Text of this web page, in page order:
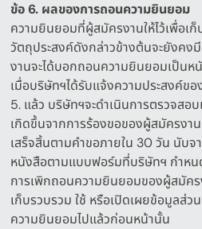
ข้อ6. ผลของการถอนความยินยอม
ความยินยอมที่ผู้สมัครงานให้ไว้เพื่อเก็
วัตถุประสงค์ดังกล่าวข้างต้นจะยังคง
งานจะได้บอกถอนความยินยอมเป็นห
เมื่อบริษัทฯได้รับแจ้งความประสงค์ข
5. แล้ว บริษัทฯจะดำเนินการตรวจสอ
เกิดขึ้นจากการร้องขอของผู้สมัครงาน
เสร็จสิ้นตามคำขอภายใน 30วัน นับจ
หนังสือตามแบบฟอร์มที่บริษัทฯ กำห
การเพิกถอนความยินยอมของผู้สมัคร
เก็บรวบรวม ใช้ หรือเปิดเผยข้อมูลส่
ความยินยอมไปแล้วก่อนหน้านั้น